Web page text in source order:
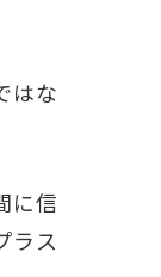
はな
に信
ラス